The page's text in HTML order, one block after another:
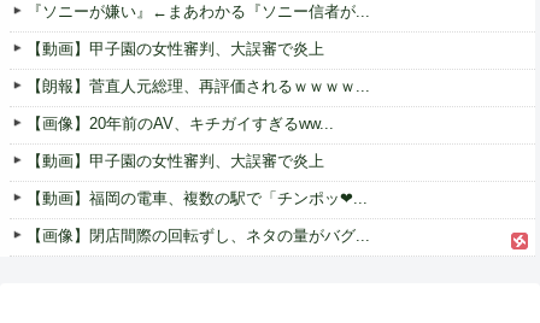
『ソニーが嫌い』←まあわかる『ソニー信者が...
【動画】甲子園の女性審判、大誤審で炎上
【朗報】菅直人元総理、再評価されるｗｗｗｗ...
【画像】20年前のAV、キチガイすぎるww...
【動画】甲子園の女性審判、大誤審で炎上
【動画】福岡の電車、複数の駅で「チンポッ❤...
【画像】閉店間際の回転ずし、ネタの量がバグ...